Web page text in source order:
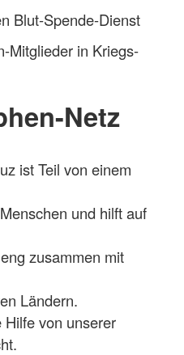
Blut-Spende-Dienst
Mitglieder in Kriegs-
Netz
ist Teil von einem
und hilft auf
zusammen mit
Ländern.
von unserer